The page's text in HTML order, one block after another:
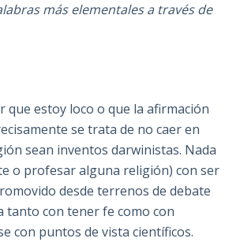
más elementales a través de
que estoy loco o que la afirmación
se trata de no caer en
sean inventos darwinistas. Nada
o profesar alguna religión) con ser
desde terrenos de debate
tanto con tener fe como con
con puntos de vista científicos.